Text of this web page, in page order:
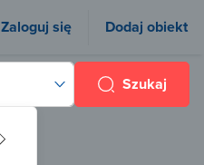
Zaloguj się Dodaj obiekt
Szukaj